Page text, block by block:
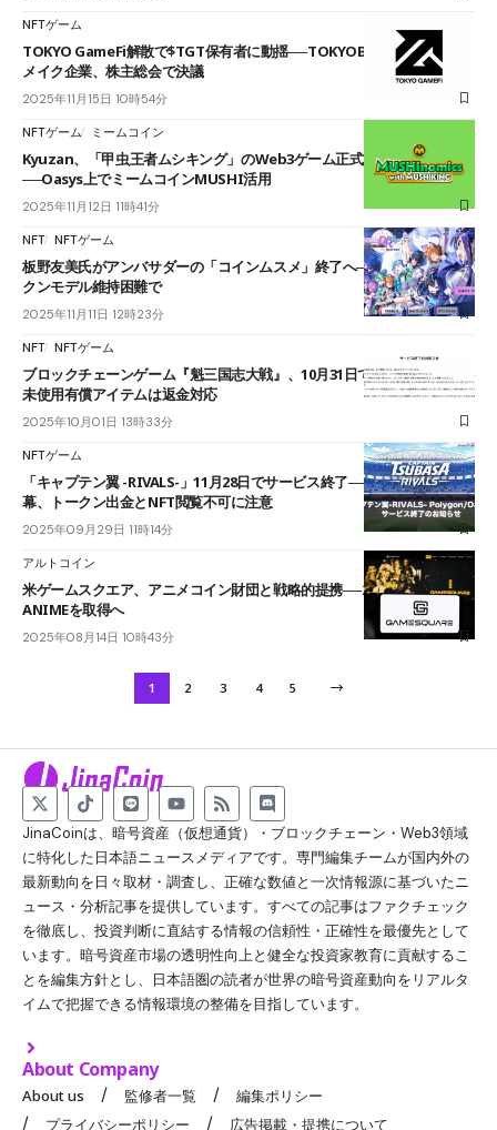
NFTゲーム
TOKYO GameFi解散で$TGT保有者に動揺──TOKYOBEASTコンセプト
メイク企業、株主総会で決議
2025年11月15日 10時54分
NFTゲーム ミームコイン
Kyuzan、「甲虫王者ムシキング」のWeb3ゲーム正式リリース
──Oasys上でミームコインMUSHI活用
2025年11月12日 11時41分
NFT NFTゲーム
板野友美氏がアンバサダーの「コインムスメ」終了へ──12月26日、トー
クンモデル維持困難で
2025年11月11日 12時23分
NFT NFTゲーム
ブロックチェーンゲーム『魁三国志大戦』、10月31日でサービス終了──
未使用有償アイテムは返金対応
2025年10月01日 13時33分
NFTゲーム
「キャプテン翼 -RIVALS-」11月28日でサービス終了──約3年の運営に
幕、トークン出金とNFT閲覧不可に注意
2025年09月29日 11時14分
アルトコイン
米ゲームスクエア、アニメコイン財団と戦略的提携──250万ドル分の
ANIMEを取得へ
2025年08月14日 10時43分
1 2 3 4 5
JinaCoinは、暗号資産（仮想通貨）・ブロックチェーン・Web3領域
に特化した日本語ニュースメディアです。専門編集チームが国内外の
最新動向を日々取材・調査し、正確な数値と一次情報源に基づいたニ
ュース・分析記事を提供しています。すべての記事はファクチェック
を徹底し、投資判断に直結する情報の信頼性・正確性を最優先として
います。暗号資産市場の透明性向上と健全な投資家教育に貢献するこ
とを編集方針とし、日本語圏の読者が世界の暗号資産動向をリアルタ
イムで把握できる情報環境の整備を目指しています。
About Company
About us 監修者一覧
編集ポリシー
プライバシーポリシー
広告掲載・提携について